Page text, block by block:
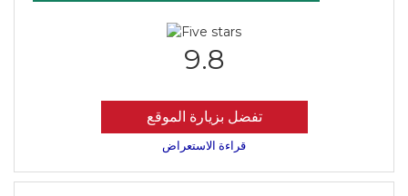
9.8
تفضل بزيارة الموقع
قراءة الاستعراض